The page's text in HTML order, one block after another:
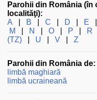
Parohii din România
localităţi):
A
B C D E
M
N O P R
(TZ)
U V Z
Parohii din România de:
limbă maghiară
limbă ucraineană